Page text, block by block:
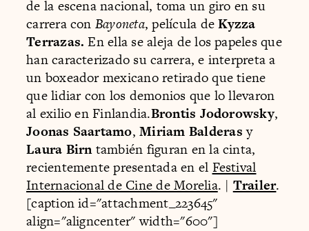
de la escena nacional, toma un giro en su
carrera con Bayoneta, película deKyzza
Terrazas. En ella se aleja de los papeles que
han caracterizado su carrera, e interpreta a
un boxeador mexicano retirado que tiene
que lidiar con los demonios que lo llevaron
al exilio en Finlandia.Brontis Jodorowsky,
Joonas Saartamo,Miriam Balderasy
Laura Birntambién figuran en la cinta,
recientemente presentada en el Festival
Internacional de Cine de Morelia. | Trailer.
[caption id="attachment_223645"
align="aligncenter" width="600"]